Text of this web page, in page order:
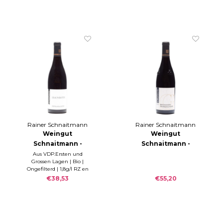
Rainer Schnaitmann
Weingut
Schnaitmann -
Simonroth
Spätburgunder
trocken 2021
Aus VDP.Ersten und
Grossen Lagen | Bio |
Ongefilterd | 1,8g/l RZ en
5,5 g/l Säure
€38,53
Rainer Schnaitmann
Weingut
Schnaitmann -
€55,20